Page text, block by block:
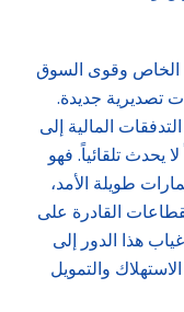
الخاص وقوى السوق
تصديرية جديدة.
المالية إلى
يحدث تلقائياً. فهو
طويلة الأمد،
القادرة على
هذا الدور إلى
والتمويل